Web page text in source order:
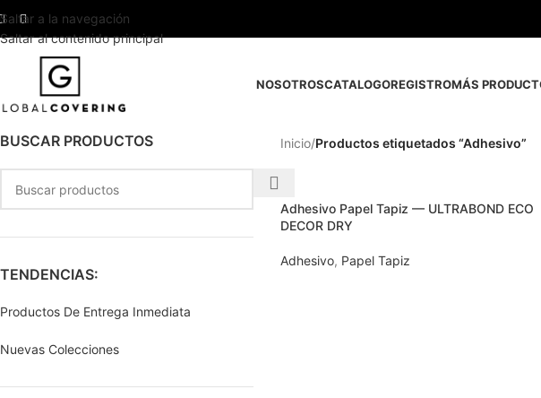
Saltar a la navegación
Saltar al contenido principal
NOSOTROSCATALOGOREGISTROMÁS
BUSCAR PRODUCTOS
TENDENCIAS:
Productos De Entrega Inmediata
Nuevas Colecciones
Inicio/Productos etiquetados “Adhesivo”
Adhesivo Papel Tapiz — ULTRABOND ECO
DECOR DRY
Adhesivo, Papel Tapiz